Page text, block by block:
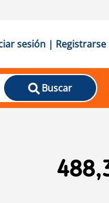
sesión | Registrarse
Buscar